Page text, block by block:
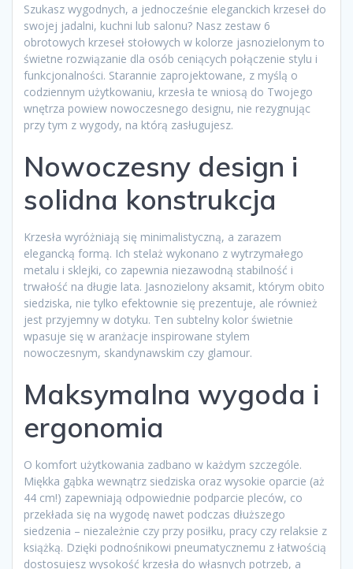
Szukasz wygodnych, a jednocześnie eleganckich krzeseł do
swojej jadalni, kuchni lub salonu? Nasz zestaw 6
obrotowych krzeseł stołowych w kolorze jasnozielonym to
świetne rozwiązanie dla osób ceniących połączenie stylu i
funkcjonalności. Starannie zaprojektowane, z myślą o
codziennym użytkowaniu, krzesła te wniosą do Twojego
wnętrza powiew nowoczesnego designu, nie rezygnując
przy tym z wygody, na którą zasługujesz.
Nowoczesny design i
solidna konstrukcja
Krzesła wyróżniają się minimalistyczną, a zarazem
elegancką formą. Ich stelaż wykonano z wytrzymałego
metalu i sklejki, co zapewnia niezawodną stabilność i
trwałość na długie lata. Jasnozielony aksamit, którym obito
siedziska, nie tylko efektownie się prezentuje, ale również
jest przyjemny w dotyku. Ten subtelny kolor świetnie
wpasuje się w aranżacje inspirowane stylem
nowoczesnym, skandynawskim czy glamour.
Maksymalna wygoda i
ergonomia
O komfort użytkowania zadbano w każdym szczególe.
Miękka gąbka wewnątrz siedziska oraz wysokie oparcie (aż
44 cm!) zapewniają odpowiednie podparcie pleców, co
przekłada się na wygodę nawet podczas dłuższego
siedzenia – niezależnie czy przy posiłku, pracy czy relaksie z
książką. Dzięki podnośnikowi pneumatycznemu z łatwością
dostosujesz wysokość krzesła do własnych potrzeb, a